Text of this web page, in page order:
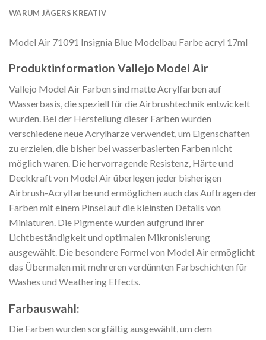
WARUM JÄGERS KREATIV
Model Air 71091 Insignia Blue Modelbau Farbe acryl 17ml
Produktinformation Vallejo Model Air
Vallejo Model Air Farben sind matte Acrylfarben auf
Wasserbasis, die speziell für die Airbrushtechnik entwickelt
wurden. Bei der Herstellung dieser Farben wurden
verschiedene neue Acrylharze verwendet, um Eigenschaften
zu erzielen, die bisher bei wasserbasierten Farben nicht
möglich waren. Die hervorragende Resistenz, Härte und
Deckkraft von Model Air überlegen jeder bisherigen
Airbrush-Acrylfarbe und ermöglichen auch das Auftragen der
Farben mit einem Pinsel auf die kleinsten Details von
Miniaturen. Die Pigmente wurden aufgrund ihrer
Lichtbeständigkeit und optimalen Mikronisierung
ausgewählt. Die besondere Formel von Model Air ermöglicht
das Übermalen mit mehreren verdünnten Farbschichten für
Washes und Weathering Effects.
Farbauswahl:
Die Farben wurden sorgfältig ausgewählt, um dem